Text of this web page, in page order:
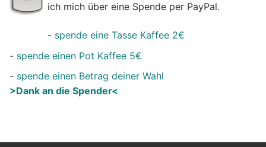
ich mich über eine Spende per PayPal.
- spende eine Tasse Kaffee 2€
- spende einen Pot Kaffee 5€
- spende einen Betrag deiner Wahl
>Dank an die Spender<